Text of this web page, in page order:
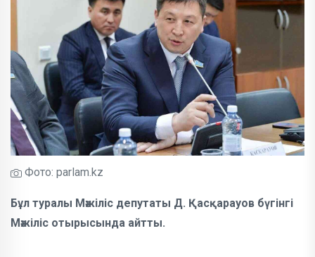
Фото: parlam.kz
Бұл туралы Мәжіліс депутаты Д. Қасқарауов бүгінгі
Мәжіліс отырысында айтты.